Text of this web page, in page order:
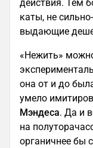
действия. Тем
каты, не
выдающие
«Нежить»
она от и до
умело
Мэндеса. Да и
на
органичнее бы